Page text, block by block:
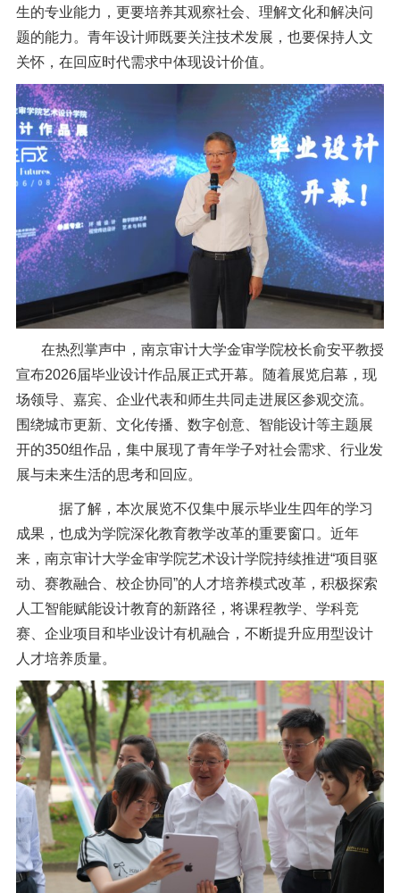
生的专业能力，更要培养其观察社会、理解文化和解决问
题的能力。青年设计师既要关注技术发展，也要保持人文
关怀，在回应时代需求中体现设计价值。
在热烈掌声中，南京审计大学金审学院校长俞安平教授
宣布2026届毕业设计作品展正式开幕。随着展览启幕，现
场领导、嘉宾、企业代表和师生共同走进展区参观交流。
围绕城市更新、文化传播、数字创意、智能设计等主题展
开的350组作品，集中展现了青年学子对社会需求、行业发
展与未来生活的思考和回应。
据了解，本次展览不仅集中展示毕业生四年的学习
成果，也成为学院深化教育教学改革的重要窗口。近年
来，南京审计大学金审学院艺术设计学院持续推进“项目驱
动、赛教融合、校企协同”的人才培养模式改革，积极探索
人工智能赋能设计教育的新路径，将课程教学、学科竞
赛、企业项目和毕业设计有机融合，不断提升应用型设计
人才培养质量。